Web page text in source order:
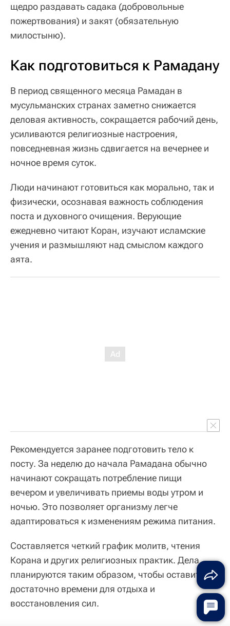
щедро раздавать садака (добровольные
пожертвования) и закят (обязательную
милостыню).
Как подготовиться к Рамадану
В период священного месяца Рамадан в
мусульманских странах заметно снижается
деловая активность, сокращается рабочий день,
усиливаются религиозные настроения,
повседневная жизнь сдвигается на вечернее и
ночное время суток.
Люди начинают готовиться как морально, так и
физически, осознавая важность соблюдения
поста и духовного очищения. Верующие
ежедневно читают Коран, изучают исламские
учения и размышляют над смыслом каждого
аята.
Рекомендуется заранее подготовить тело к
посту. За неделю до начала Рамадана обычно
начинают сокращать потребление пищи
вечером и увеличивать приемы воды утром и
ночью. Это позволяет организму легче
адаптироваться к изменениям режима питания.
Составляется четкий график молитв, чтения
Корана и других религиозных практик. Дела
планируются таким образом, чтобы оставить
достаточно времени для отдыха и
восстановления сил.